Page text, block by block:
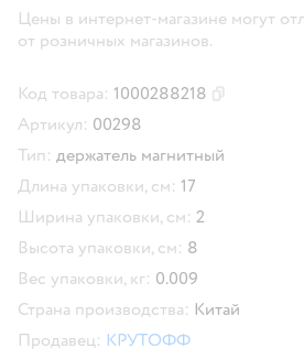
Цены в интернет-магазине могут
от розничных магазинов.
Код товара: 1000288218
Артикул: 00298
Тип: держатель магнитный
Длина упаковки, см: 17
Ширина упаковки, см: 2
Высота упаковки, см: 8
Вес упаковки, кг: 0.009
Страна производства: Китай
Продавец: КРУТОФФ